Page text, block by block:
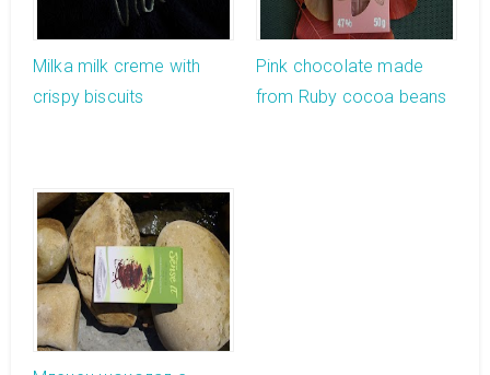
Milka milk creme with
crispy biscuits
Pink chocolate made
from Ruby cocoa beans